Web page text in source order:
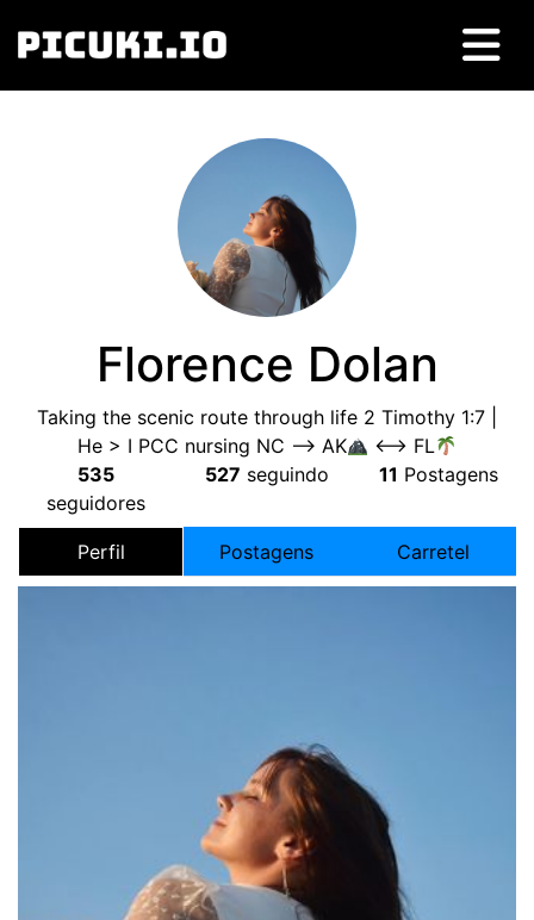
Florence Dolan
Taking the scenic route through life 2 Timothy 1:7 |
He> I PCC nursing NC -- AK <--> FL
535
seguidores
527 seguindo 11 Postagens
Perfil Postagens Carretel